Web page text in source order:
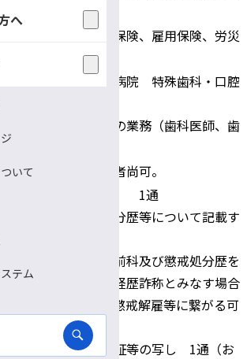
月3日）
健康保険、厚生年金保険、雇用保険、労災
信州⼤学医学部附属病院 特殊⻭科・⼝腔
消毒業務・⻭科助⼿の業務（⻭科医師、⻭
科衛生⼠の補助業務）
・⻭科助⼿資格保持者尚可。
・履歴書（写真貼付） 1通
※履歴書に賞罰・処分歴等について記載す
賞罰・処分歴等欄に前科及び懲戒処分歴を
記載しない場合は、経歴詐称とみなす場合
があり、採用取消や懲戒解雇等に繋がる可
能性があります。
・⻭科助⼿資格認定証等の写し 1通（お
へ
いて
テム